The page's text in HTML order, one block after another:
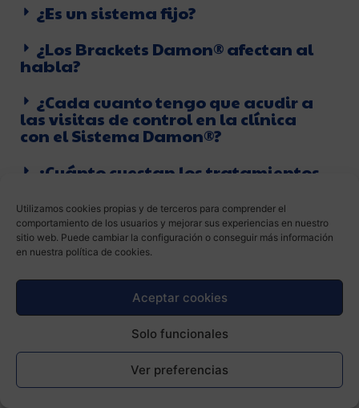
Utilizamos cookies propias y de terceros para comprender el
comportamiento de los usuarios y mejorar sus experiencias en nuestro
sitio web. Puede cambiar la configuración o conseguir más información
en nuestra política de cookies.
Aceptar cookies
Solo funcionales
Ver preferencias
¿Es un sistema fijo?
¿Los Brackets Damon® afectan al
habla?
¿Cada cuanto tengo que acudir a
las visitas de control en la clínica
con el Sistema Damon®?
¿Cuánto cuestan los tratamientos
vuestra clínica?
Ortodonciarápida Inman
Aligner
es un nuevo sistema de
rápidaen Barcelona de la Clínica Dental Padrós.
Clínica Dental Padrós somos uno de los exclusivos